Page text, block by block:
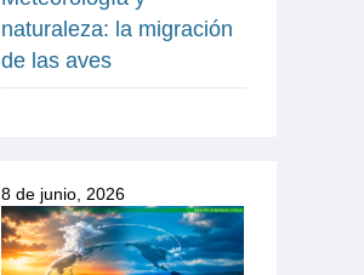
naturaleza: la migración
de las aves
8 de junio, 2026